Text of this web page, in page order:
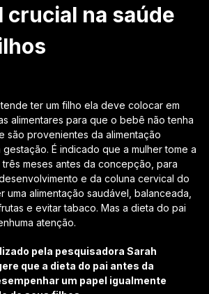
crucial na saúde
ter um filho ela deve colocar em
alimentares para que o bebê não tenha
são provenientes da alimentação
É indicado que a mulher tome a
meses antes da concepção, para
e da coluna cervical do
uma alimentação saudável, balanceada,
e evitar tabaco. Mas a dieta do pai
atenção.
pela pesquisadora Sarah
que a dieta do pai antes da
um papel igualmente